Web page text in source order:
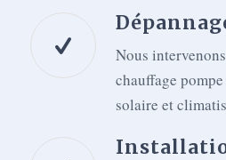
Nous
chauffage
solaire et